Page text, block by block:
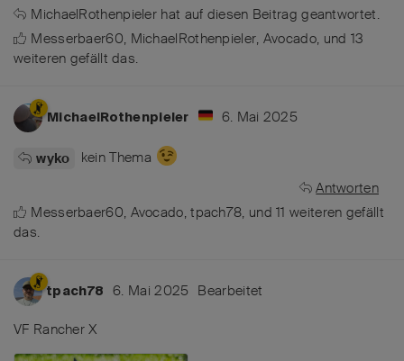
MichaelRothenpieler hat auf diesen Beitrag geantwortet.
Messerbaer60, MichaelRothenpieler, Avocado, und 13
weiteren gefällt das.
MichaelRothenpieler 6. Mai 2025
wyko
kein Thema
Antworten
Messerbaer60, Avocado,tpach78, und11 weiteren gefällt
das.
tpach78 6. Mai 2025 Bearbeitet
VF Rancher X